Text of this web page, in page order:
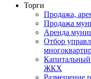
Торги
Продажа,
Продажа
Аренда
Отбор
Капитальный
ЖКХ
Размещение